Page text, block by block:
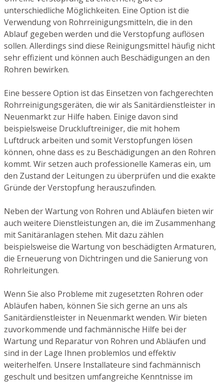
unterschiedliche Möglichkeiten. Eine Option ist die
Verwendung von Rohrreinigungsmitteln, die in den
Ablauf gegeben werden und die Verstopfung auflösen
sollen. Allerdings sind diese Reinigungsmittel häufig nicht
sehr effizient und können auch Beschädigungen an den
Rohren bewirken.
Eine bessere Option ist das Einsetzen von fachgerechten
Rohrreinigungsgeräten, die wir als Sanitärdienstleister in
Neuenmarkt zur Hilfe haben. Einige davon sind
beispielsweise Druckluftreiniger, die mit hohem
Luftdruck arbeiten und somit Verstopfungen lösen
können, ohne dass es zu Beschädigungen an den Rohren
kommt. Wir setzen auch professionelle Kameras ein, um
den Zustand der Leitungen zu überprüfen und die exakte
Gründe der Verstopfung herauszufinden.
Neben der Wartung von Rohren und Abläufen bieten wir
auch weitere Dienstleistungen an, die im Zusammenhang
mit Sanitäranlagen stehen. Mit dazu zählen
beispielsweise die Wartung von beschädigten Armaturen,
die Erneuerung von Dichtringen und die Sanierung von
Rohrleitungen.
Wenn Sie also Probleme mit zugesetzten Rohren oder
Abläufen haben, können Sie sich gerne an uns als
Sanitärdienstleister in Neuenmarkt wenden. Wir bieten
zuvorkommende und fachmännische Hilfe bei der
Wartung und Reparatur von Rohren und Abläufen und
sind in der Lage Ihnen problemlos und effektiv
weiterhelfen. Unsere Installateure sind fachmännisch
geschult und besitzen umfangreiche Kenntnisse im